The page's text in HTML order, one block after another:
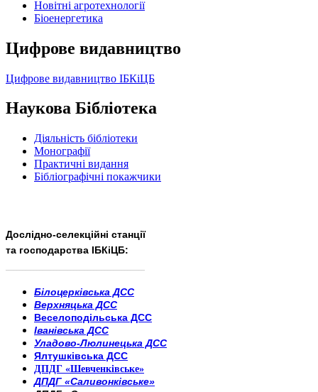
Новітні агротехнології
Бiоенергетика
Цифрове видавництво
Цифрове видавництво ІБКіЦБ
Наукова Бібліотека
Діяльність бібліотеки
Монографії
Практичні видання
Бібліографічні покажчики
Дослідно-селекційні станції
та господарства ІБКіЦБ:
Білоцерківська ДСС
Верхняцька ДСС
Веселоподільська ДСС
Іванівська ДСС
Уладово-Люлинецька ДСС
Ялтушківська ДСС
ДПДГ «Шевченківське»
ДПДГ «Саливонківське»